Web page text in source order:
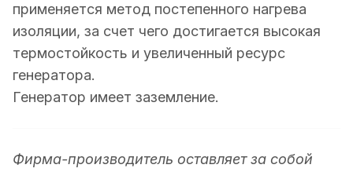
применяется метод постепенного нагрева
изоляции, за счет чего достигается высокая
термостойкость и увеличенный ресурс
генератора.
Генератор имеет заземление.
Фирма-производитель оставляет за собой